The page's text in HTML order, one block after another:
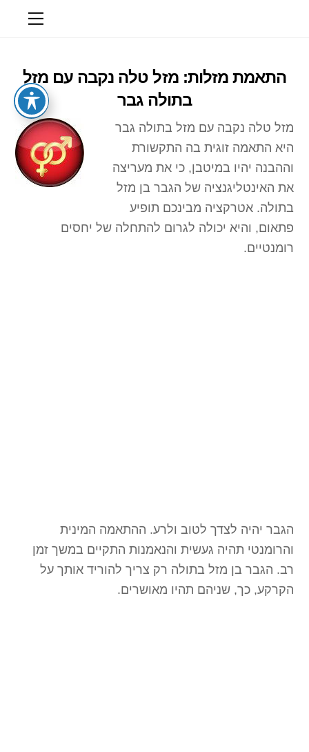
התאמת מזלות: מזל טלה נקבה עם מזל
בתולה גבר
מזל טלה נקבה עם מזל בתולה גבר
היא התאמה זוגית בה התקשורת
וההבנה יהיו במיטבן, כי את מעריצה
את האינטליגנציה של הגבר בן מזל
בתולה. אטרקציה מבינכם תופיע
פתאום, והיא יכולה לגרום להתחלה של יחסים
רומנטיים.
הגבר יהיה לצדך לטוב ולרע. ההתאמה המינית
והרומנטי תהיה געשית והנאמנות התקיים במשך זמן
רב. הגבר בן מזל בתולה רק צריך להוריד אותך על
הקרקע, כך, שניהם תהיו מאושרים.